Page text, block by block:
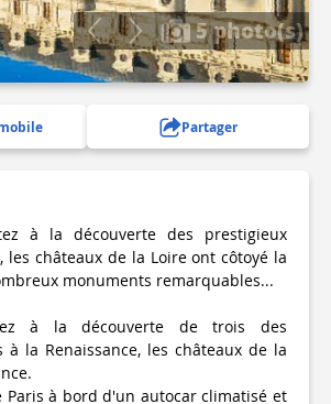
5 photo(s)
Partager
à la découverte des prestigieux
les châteaux de la Loire ont côtoyé la
monuments remarquables...
à la découverte de trois des
la Renaissance, les châteaux de la
à bord d'un autocar climatisé et